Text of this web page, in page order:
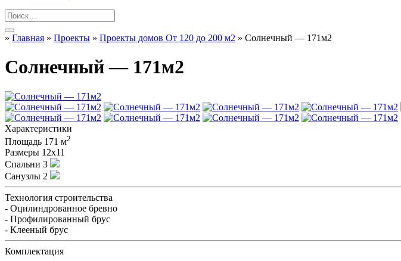
» Главная » Проекты » Проекты домов От 120 до 200 м2 » Солнечный — 171м2
Солнечный — 171м2
Характеристики
Площадь 171 м2
Размеры 12х11
Спальни 3
Санузлы 2
Технология строительства
- Оцилиндрованное бревно
- Профилированный брус
- Клееный брус
Комплектация